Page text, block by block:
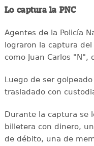
Lo captura la PNC
Agentes de la Policía
lograron la captura
como Juan Carlos "N",
Luego de ser
trasladado con
Durante la captura se
billetera con dinero,
de débito, una de